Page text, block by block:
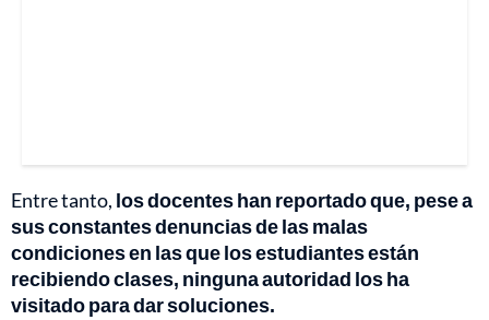
Entre tanto, los docentes han reportado que, pese a
sus constantes denuncias de las malas
condiciones en las que los estudiantes están
recibiendo clases, ninguna autoridad los ha
visitado para dar soluciones.